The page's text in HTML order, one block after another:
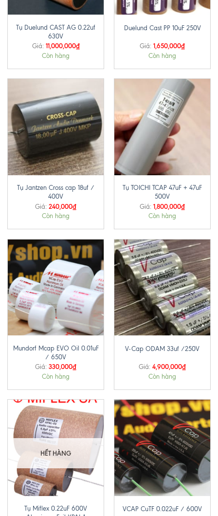
Tụ Duelund CAST AG 0.22uf
630V
Giá: 11,000,000₫
Còn hàng
Duelund Cast PP 10uF 250V
Giá: 1,650,000₫
Còn hàng
Tụ Jantzen Cross cap 18uf /
400V
Giá: 240,000₫
Còn hàng
Tụ TOICHI TCAP 47uF + 47uF
500V
Giá: 1,800,000₫
Còn hàng
Mundorf Mcap EVO Oil 0.01uF
/ 650V
Giá: 330,000₫
Còn hàng
V-Cap ODAM 33uf /250V
Giá: 4,900,000₫
Còn hàng
HẾT HÀNG
Tụ Miflex 0.22uF 600V
VCAP CuTF 0.022uF / 600V